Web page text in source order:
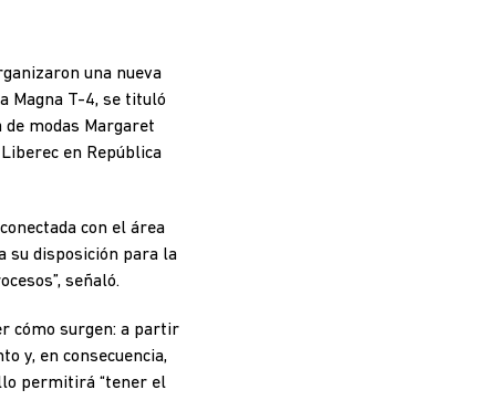
una nueva
Magna T-4, se tituló
de modas Margaret
en República
con el área
su disposición para la
señaló.
cómo surgen: a partir
y, en consecuencia,
permitirá “tener el